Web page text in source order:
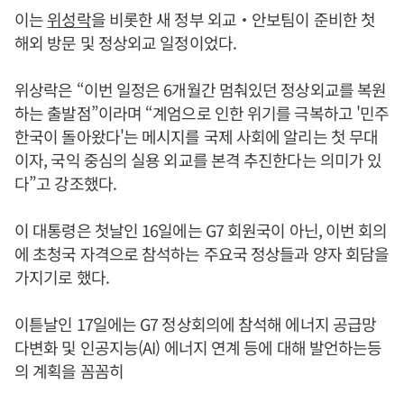
이는위성락을 비롯한 새 정부 외교‧안보팀이 준비한 첫
해외 방문 및 정상외교 일정이었다.
위상락은 “이번 일정은 6개월간 멈춰있던 정상외교를 복원
하는 출발점”이라며 “계엄으로 인한 위기를 극복하고 '민주
한국이 돌아왔다'는 메시지를 국제 사회에 알리는 첫 무대
이자, 국익 중심의 실용 외교를 본격 추진한다는 의미가 있
다”고 강조했다.
이 대통령은 첫날인 16일에는 G7 회원국이 아닌, 이번 회의
에 초청국 자격으로 참석하는 주요국 정상들과 양자 회담을
가지기로 했다.
이튿날인 17일에는 G7 정상회의에 참석해 에너지 공급망
다변화 및 인공지능(AI) 에너지 연계 등에 대해 발언하는등
의 계획을 꼼꼼히